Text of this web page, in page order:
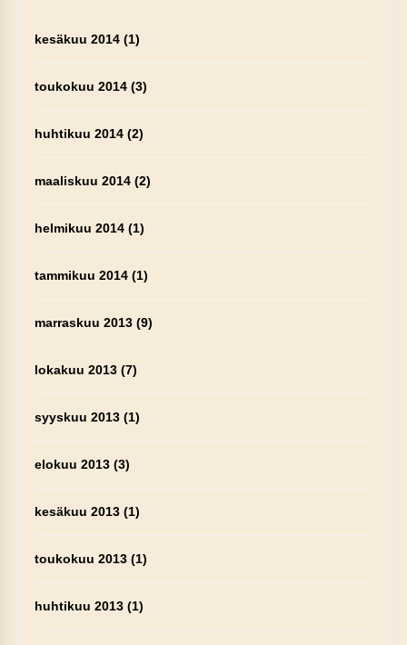
kesäkuu 2014(1)
toukokuu 2014(3)
huhtikuu 2014(2)
maaliskuu 2014(2)
helmikuu 2014(1)
tammikuu 2014(1)
marraskuu 2013(9)
lokakuu 2013(7)
syyskuu 2013(1)
elokuu 2013(3)
kesäkuu 2013(1)
toukokuu 2013(1)
huhtikuu 2013(1)